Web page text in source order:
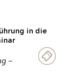
in die
—